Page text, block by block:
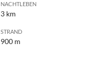
NACHTLEBEN
3 km
STRAND
900 m